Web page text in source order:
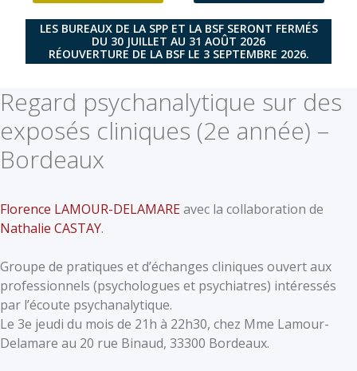
LES BUREAUX DE LA SPP ET LA BSF SERONT FERMÉS
DU 30 JUILLET AU 31 AOÛT 2026
RÉOUVERTURE DE LA BSF LE 3 SEPTEMBRE 2026.
Regard psychanalytique sur des
exposés cliniques (2e année) –
Bordeaux
Florence LAMOUR-DELAMAREavec la collaboration de
Nathalie CASTAY.
Groupe de pratiques et d’échanges cliniques ouvert aux
professionnels (psychologues et psychiatres) intéressés
par l’écoute psychanalytique.
Le 3e jeudi du mois de 21h à 22h30, chez Mme Lamour-
Delamare au 20 rue Binaud, 33300 Bordeaux.